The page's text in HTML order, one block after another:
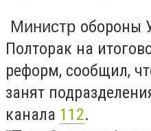
Министр обороны
Полторак на
реформ, сообщил,
занят
канала 112.